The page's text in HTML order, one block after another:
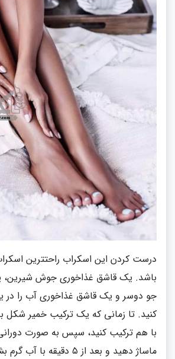
درست کردن این اسکراب راحتترین
باشد. یک قاشق غذاخوری جوش شیرین،
جو دوسر و یک قاشق غذاخوری آب را در
کنید. تا زمانی که یک ترکیب خمیر شکل
با هم ترکیب کنید، سپس به صورت
ماساژ دهید و بعد از ۵ دقیقه با آب گرم بشویید